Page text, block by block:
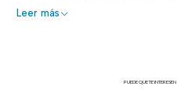
Tamaño del diafragma:
Impedancia de salida:100
Leer más
PUEDE QUE TE